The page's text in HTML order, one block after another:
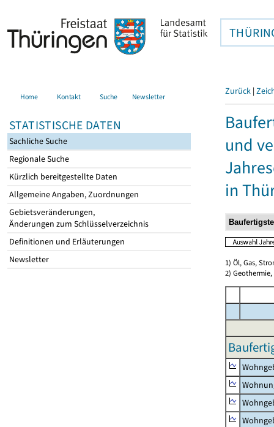
Home Kontakt Suche Newsletter
STATISTISCHE DATEN
Sachliche Suche
Regionale Suche
Kürzlich bereitgestellte Daten
Allgemeine Angaben, Zuordnungen
Gebietsveränderungen,
Änderungen zum Schlüsselverzeichnis
Definitionen und Erläuterungen
Newsletter
Zurück |
und
in
1) Öl, Gas,
2)